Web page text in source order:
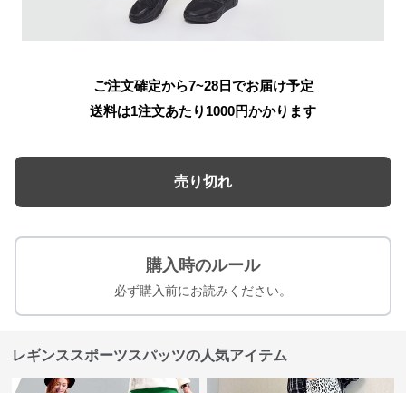
ご注文確定から7~28日でお届け予定
送料は1注文あたり 1000円かかります
売り切れ
購入時のルール
必ず購入前にお読みください。
レギンススポーツスパッツの人気アイテム